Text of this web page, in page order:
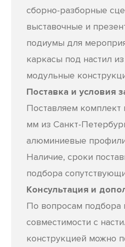
сборно-разборные
выставочные и
подиумы для
каркасы под настил
модульные
Поставка и условия
Поставляем
мм из Санкт-
алюминиевые
Наличие, сроки
подбора
Консультация и
По вопросам подбора
совместимости с
конструкцией можно